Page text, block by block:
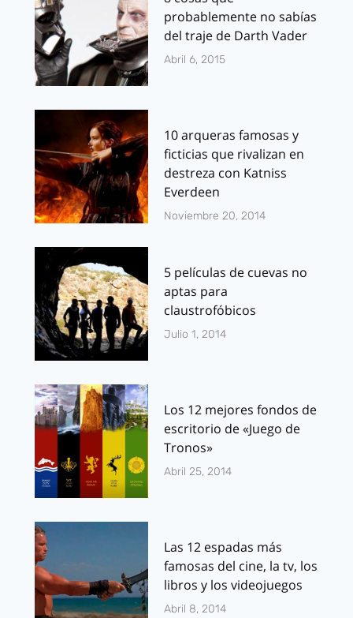
probablemente no sabías
del traje de Darth Vader
Abril 6, 2015
10 arqueras famosas y
ficticias que rivalizan en
destreza con Katniss
Everdeen
Noviembre 20, 2014
5 películas de cuevas no
aptas para
claustrofóbicos
Julio 1, 2014
Los 12 mejores fondos de
escritorio de «Juego de
Tronos»
Abril 25, 2014
Las 12 espadas más
famosas del cine, la tv, los
libros y los videojuegos
Abril 8, 2014